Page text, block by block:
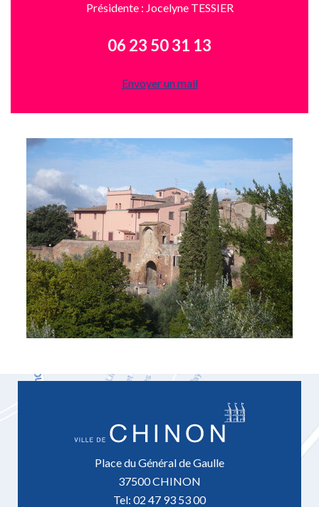
Présidente : Jocelyne TESSIER
06 23 50 31 13
Envoyer un mail
Place du Général de Gaulle
37500 CHINON
Tel: 02 47 93 53 00